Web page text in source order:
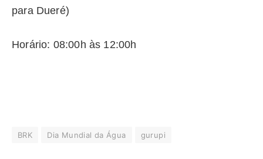
para Dueré)
Horário: 08:00h às 12:00h
BRK Dia Mundial da Água gurupi